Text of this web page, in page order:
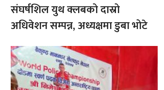
संघर्षशिल युथ क्लबको दास्रो
अधिवेशन सम्पन्न, अध्यक्षमा डुबा भोटे